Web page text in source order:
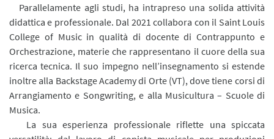
Parallelamente agli studi, ha intrapreso una solida attività
didattica e professionale. Dal 2021 collabora con il Saint Louis
College of Music in qualità di docente di Contrappunto e
Orchestrazione, materie che rappresentano il cuore della sua
ricerca tecnica. Il suo impegno nell’insegnamento si estende
inoltre alla Backstage Academy di Orte (VT), dove tiene corsi di
Arrangiamento e Songwriting, e alla Musicultura – Scuole di
Musica.
La sua esperienza professionale riflette una spiccata